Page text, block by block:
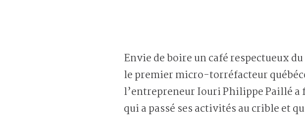
Envie de boire un café respectueux
le premier micro-torréfacteur
l’entrepreneur Iouri Philippe Paillé
qui a passé ses activités au crible et